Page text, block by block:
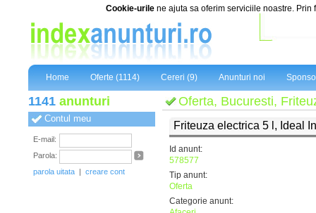
Cookie-urile ne ajuta sa oferim serviciile noastre.
Home Oferte (1114) Cereri (9) Anunturi noi
1141 anunturi
Contul meu
E-mail:
Parola:
parola uitata | creare cont
Oferta, Bucuresti,
Friteuza electrica 5 l, Ideal
Id anunt:
578577
Tip anunt:
Oferta
Categorie anunt: